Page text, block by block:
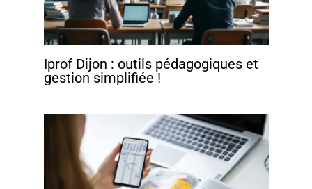
Iprof Dijon : outils pédagogiques et
gestion simplifiée !